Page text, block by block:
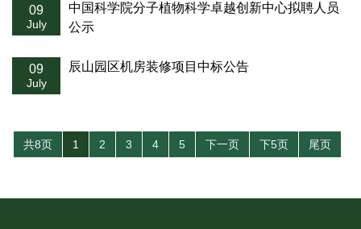
09
July
中国科学院分子植物科学卓越创新中心拟聘人员
公示
09
July
辰山园区机房装修项目中标公告
共8页 1 2 3 4 5 下一页 下5页 尾页